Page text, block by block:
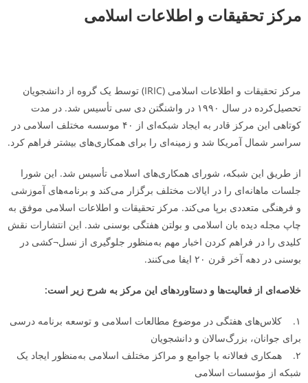
مرکز تحقیقات و اطلاعات اسلامی
مرکز تحقیقات و اطلاعات اسلامی (IRIC) توسط یک گروه از دانشجویان
تحصیل‌کرده در سال ۱۹۹۰ در واشنگتن دی سی تأسیس شد. در مدت
کوتاهی این مرکز قادر به ایجاد شبکه‌ای از ۴۰ موسسه مختلف اسلامی در
سراسر شمال آمریکا شد و زمینه‌ای را برای همکاری‌های بیشتر فراهم کرد.
از طریق این شبکه، شورای همکاری‌های اسلامی تأسیس شد. این شورا
جلسات ماهانه‌ای را در ایالات مختلف برگزار می‌کند و برنامه‌های آموزشی
و فرهنگی متعددی برپا می‌کند. مرکز تحقیقات و اطلاعات اسلامی موفق به
چاپ مجله دیده بان اسلامی و بولتن هفتگی بوسنی شد. این انتشارات نقش
کلیدی را در فراهم کردن اخبار مهم به‌منظور جلوگیری از نسل¬کشی در
بوسنی در دهه آخر قرن ۲۰ ایفا می‌کنند.
خلاصه‌ای از فعالیت‌ها و دستاوردهای این مرکز به شرح زیر است:
۱. کلاس‌های هفتگی در موضوع مطالعات اسلامی و توسعه برنامه درسی
برای جوانان، بزرگ‌سالان و دانشجویان
۲. همکاری فعالانه با جوامع و مراکز مختلف اسلامی به‌منظور ایجاد یک
شبکه از مؤسسات اسلامی